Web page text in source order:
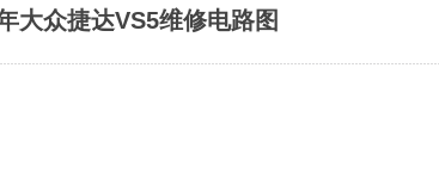
大众捷达VS5维修电路图